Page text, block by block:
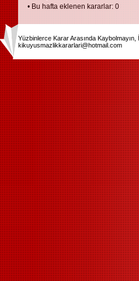
• Bu hafta eklenen kararlar: 0
Yüzbinlerce Karar Arasında Kaybolmayın,
kikuyusmazlikkararlari@hotmail.com